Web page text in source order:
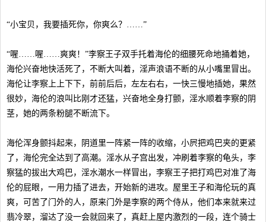
“小宝贝，我要插死你，你爽么？……”
“喔……喔……爽爽！”李察王子双手托着海伦的细腰死命地捅着她，
海伦兴奋地快活死了，不断大叫着，淫声浪语不断的从小嘴里冒出。
海伦让李察上上下下，前前后后，左左右右，一快三慢地插她，果然
很妙，海伦的浪叫比刚才还猛，兴奋地全身打颤，淫水顺着李察的阴
茎，她的两条粉腿不断流下。
海伦浑身颤抖起来，阴道里一阵紧一阵的收缩，小屄把鸡巴夹的更紧
了，海伦完全达到了高潮。淫水从子宫出发，冲刷着李察的龟头，李
察猛的拔出大鸡巴，淫水潮水一样冒出，李察王子把打鸡巴对准了海
伦的屁眼，一用力插了进去，开始新的进攻。屋里王子和海伦玩的真
爽，可苦了门外的人，原来门外是李察的两个侍从，他们本来就来过
翡冷翠，溜达了没一会就回来了，真赶上屋内激烈的一段，连个骑士